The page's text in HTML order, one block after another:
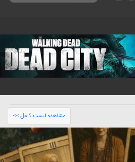
مشاهده لیست کامل >>